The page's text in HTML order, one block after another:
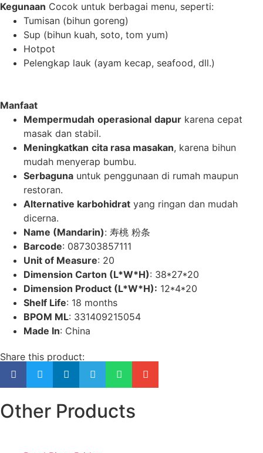
Kegunaan Cocok untuk berbagai menu, seperti:
Tumisan (bihun goreng)
Sup (bihun kuah, soto, tom yum)
Hotpot
Pelengkap lauk (ayam kecap, seafood, dll.)
Manfaat
Mempermudah operasional dapur karena cepat
masak dan stabil.
Meningkatkan cita rasa masakan, karena bihun
mudah menyerap bumbu.
Serbaguna untuk penggunaan di rumah maupun
restoran.
Alternative karbohidrat yang ringan dan mudah
dicerna.
Name (Mandarin): 寿桃 粉条
Barcode: 087303857111
Unit of Measure: 20
Dimension Carton (L*W*H): 38*27*20
Dimension Product (L*W*H): 12*4*20
Shelf Life: 18 months
BPOM ML: 331409215054
Made In: China
Share this product:
Other Products